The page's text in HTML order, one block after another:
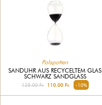
Polspotten
SANDUHR AUS RECYCELTEM GLAS
SCHWARZ SANDGLASS
125.00 Fr.110.00 Fr. -10%